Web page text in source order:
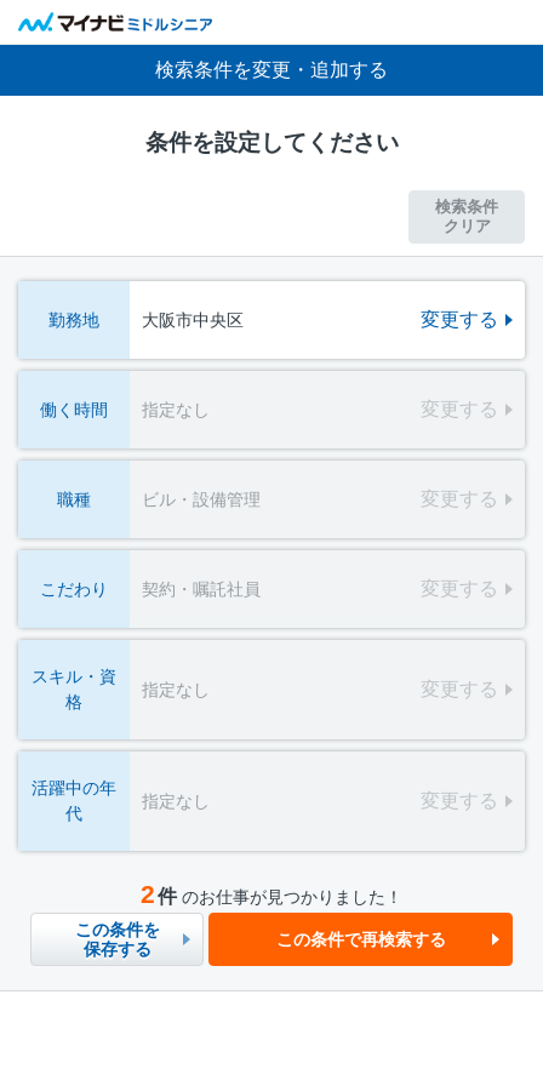
検索条件を変更・追加する
条件を設定してください
検索条件
クリア
勤務地 大阪市中央区 変更する
働く時間 指定なし 変更する
職種 ビル・設備管理 変更する
こだわり 契約・嘱託社員 変更する
スキル・資
格
指定なし 変更する
活躍中の年
代
指定なし 変更する
2件 のお仕事が見つかりました！
この条件を
保存する
この条件で再検索する